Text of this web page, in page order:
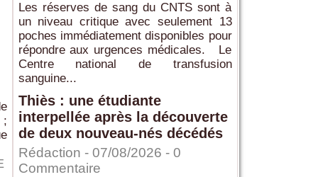
;
Les réserves de sang du CNTS sont à
un niveau critique avec seulement 13
poches immédiatement disponibles pour
répondre aux urgences médicales. Le
Centre national de transfusion
sanguine...
Thiès : une étudiante
interpellée après la découverte
de deux nouveau-nés décédés
Rédaction - 07/08/2026 - 0
Commentaire